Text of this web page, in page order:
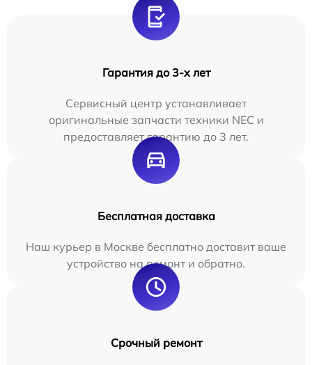
Гарантия до 3-х лет
Сервисный центр устанавливает
оригинальные запчасти техники NEC и
предоставляет гарантию до 3 лет.
Бесплатная доставка
Наш курьер в Москве бесплатно доставит ваше
устройство на ремонт и обратно.
Срочный ремонт